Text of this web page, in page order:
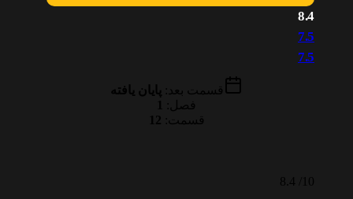
8.4
7.5
7.5
قسمت بعد:
پایان یافته
فصل:
قسمت:
12
10/
8.4